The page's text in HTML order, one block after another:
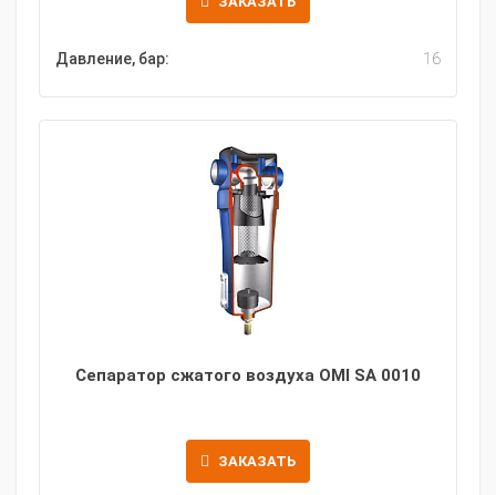
Давление, бар: 16
Сепаратор сжатого воздуха OMI SA 0010
ЗАКАЗАТЬ